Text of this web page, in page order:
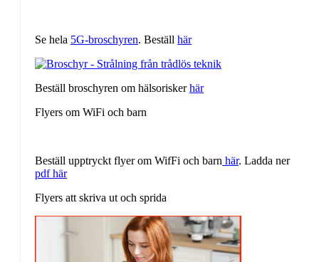
Se hela 5G-broschyren. Beställ här
Beställ broschyren om hälsoriskerhär
Flyers om WiFi och barn
Beställ upptryckt flyer om WifFi och barn här. Ladda ner
pdf här
Flyers att skriva ut och sprida